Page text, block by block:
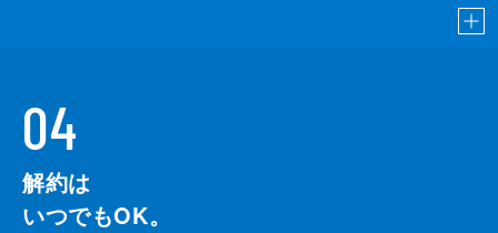
04
解約は
いつでもOK。